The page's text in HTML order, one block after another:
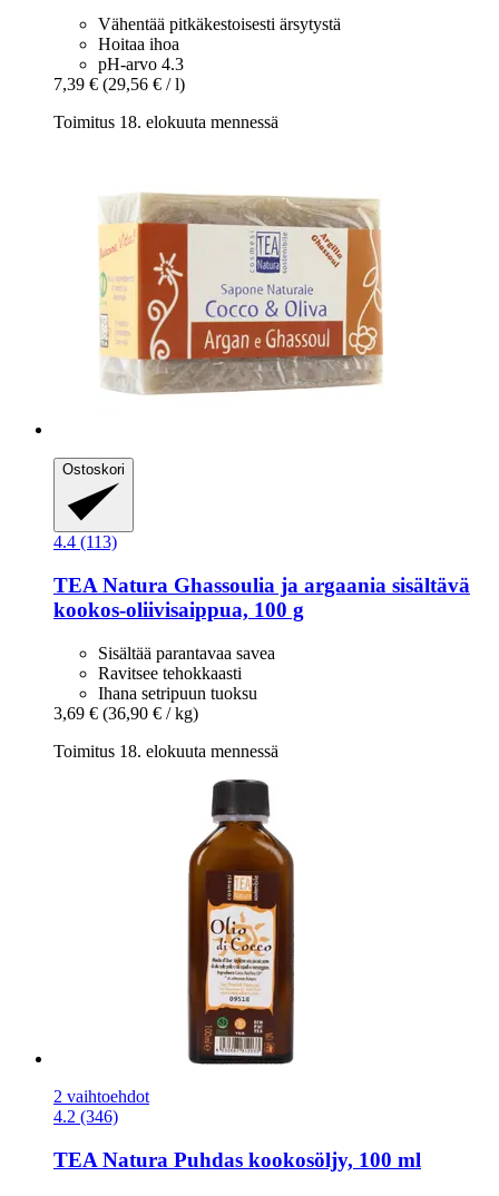
Vähentää pitkäkestoisesti ärsytystä
Hoitaa ihoa
pH-arvo 4.3
7,39 € (29,56 € / l)
Toimitus 18. elokuuta mennessä
Ostoskori
4.4 (113)
TEA Natura Ghassoulia ja argaania sisältävä
kookos-​oliivisaippua, 100 g
Sisältää parantavaa savea
Ravitsee tehokkaasti
Ihana setripuun tuoksu
3,69 € (36,90 € / kg)
Toimitus 18. elokuuta mennessä
2 vaihtoehdot
4.2 (346)
TEA Natura Puhdas kookosöljy, 100 ml